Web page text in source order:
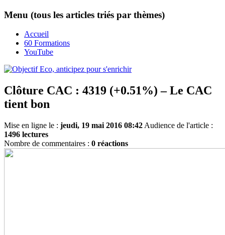
Menu (tous les articles triés par thèmes)
Accueil
60 Formations
YouTube
Clôture CAC : 4319 (+0.51%) – Le CAC
tient bon
Mise en ligne le : jeudi, 19 mai 2016 08:42 Audience de l'article :
1496 lectures
Nombre de commentaires : 0 réactions